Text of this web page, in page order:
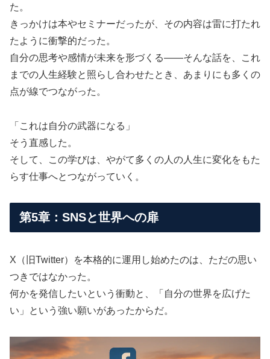
た。
きっかけは本やセミナーだったが、その内容は雷に打たれ
たように衝撃的だった。
自分の思考や感情が未来を形づくる――そんな話を、これ
までの人生経験と照らし合わせたとき、あまりにも多くの
点が線でつながった。
「これは自分の武器になる」
そう直感した。
そして、この学びは、やがて多くの人の人生に変化をもた
らす仕事へとつながっていく。
第5章：SNSと世界への扉
X（旧Twitter）を本格的に運用し始めたのは、ただの思い
つきではなかった。
何かを発信したいという衝動と、「自分の世界を広げた
い」という強い願いがあったからだ。